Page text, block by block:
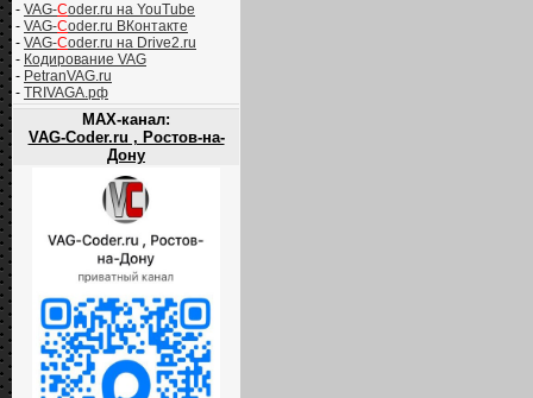
- VAG-Coder.ru на YouTube
- VAG-Coder.ru ВКонтакте
- VAG-Coder.ru на Drive2.ru
- Кодирование VAG
- PetranVAG.ru
- TRIVAGA.рф
MAX-канал:
VAG-Coder.ru , Ростов-на-
Дону